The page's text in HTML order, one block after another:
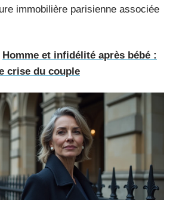
immobilière parisienne associée
Homme et infidélité après bébé :
crise du couple